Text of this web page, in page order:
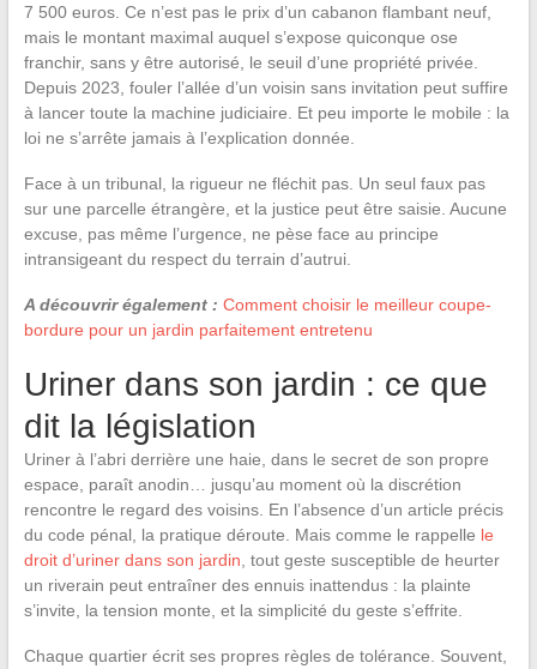
7 500 euros. Ce n’est pas le prix d’un cabanon flambant neuf,
mais le montant maximal auquel s’expose quiconque ose
franchir, sans y être autorisé, le seuil d’une propriété privée.
Depuis 2023, fouler l’allée d’un voisin sans invitation peut suffire
à lancer toute la machine judiciaire. Et peu importe le mobile : la
loi ne s’arrête jamais à l’explication donnée.
Face à un tribunal, la rigueur ne fléchit pas. Un seul faux pas
sur une parcelle étrangère, et la justice peut être saisie. Aucune
excuse, pas même l’urgence, ne pèse face au principe
intransigeant du respect du terrain d’autrui.
A découvrir également : Comment choisir le meilleur coupe-
bordure pour un jardin parfaitement entretenu
Uriner dans son jardin : ce que
dit la législation
Uriner à l’abri derrière une haie, dans le secret de son propre
espace, paraît anodin… jusqu’au moment où la discrétion
rencontre le regard des voisins. En l’absence d’un article précis
du code pénal, la pratique déroute. Mais comme le rappelle le
droit d’uriner dans son jardin , tout geste susceptible de heurter
un riverain peut entraîner des ennuis inattendus : la plainte
s’invite, la tension monte, et la simplicité du geste s’effrite.
Chaque quartier écrit ses propres règles de tolérance. Souvent,